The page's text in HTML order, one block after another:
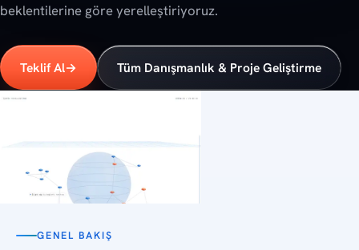
beklentilerine göre yerelleştiriyoruz.
Teklif Al→ Tüm Danışmanlık & Proje Geliştirme
GENEL BAKIŞ